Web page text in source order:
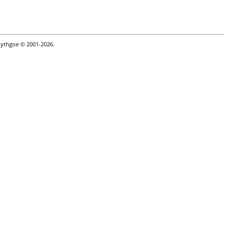
© 2001-2026.